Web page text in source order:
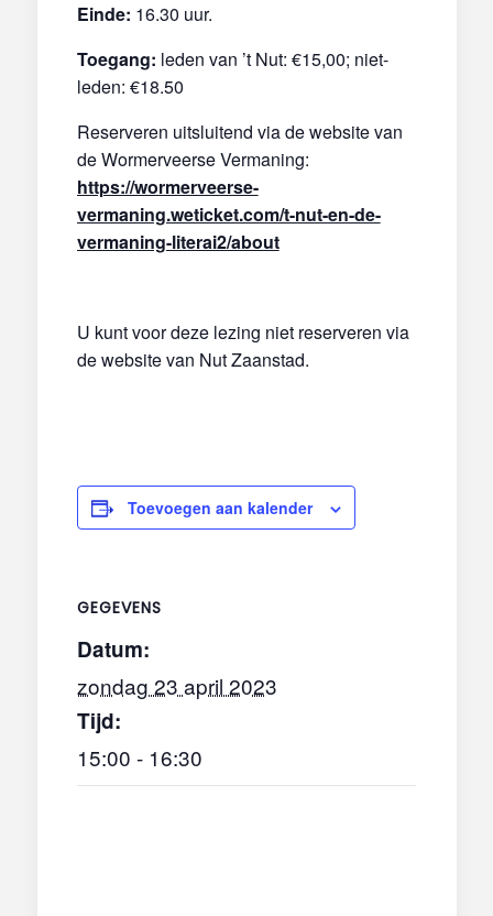
Einde: 16.30 uur.
Toegang: leden van ’t Nut: €15,00; niet-
leden: €18.50
Reserveren uitsluitend via de website van
de Wormerveerse Vermaning:
https://wormerveerse-
vermaning.weticket.com/t-nut-en-de-
vermaning-literai2/about
U kunt voor deze lezing niet reserveren via
de website van Nut Zaanstad.
Toevoegen aan kalender
GEGEVENS
Datum:
zondag 23 april 2023
Tijd:
15:00 - 16:30